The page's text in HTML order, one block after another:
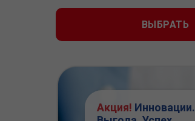
ВЫБРАТЬ
Акция! Инновации.